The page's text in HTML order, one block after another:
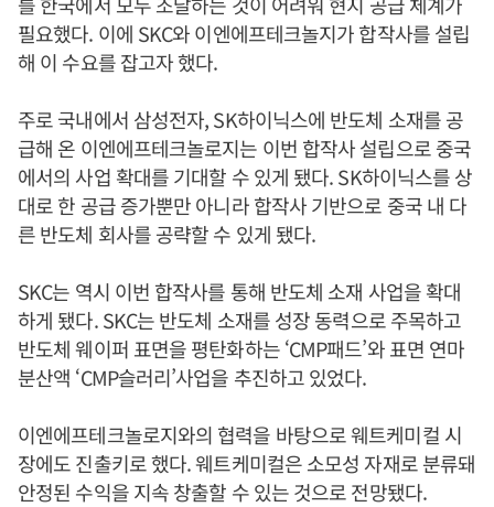
필요했다. 이에 SKC와 이엔에프테크놀지가 합작사를 설립
해 이 수요를 잡고자 했다.
주로 국내에서 삼성전자, SK하이닉스에 반도체 소재를 공
급해 온 이엔에프테크놀로지는 이번 합작사 설립으로 중국
에서의 사업 확대를 기대할 수 있게 됐다. SK하이닉스를 상
대로 한 공급 증가뿐만 아니라 합작사 기반으로 중국 내 다
른 반도체 회사를 공략할 수 있게 됐다.
SKC는 역시 이번 합작사를 통해 반도체 소재 사업을 확대
하게 됐다. SKC는 반도체 소재를 성장 동력으로 주목하고
반도체 웨이퍼 표면을 평탄화하는 ‘CMP패드’와 표면 연마
분산액 ‘CMP슬러리’사업을 추진하고 있었다.
이엔에프테크놀로지와의 협력을 바탕으로 웨트케미컬 시
장에도 진출키로 했다. 웨트케미컬은 소모성 자재로 분류돼
안정된 수익을 지속 창출할 수 있는 것으로 전망됐다.